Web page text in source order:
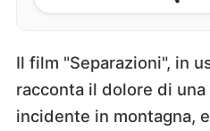
Il film "Separazioni", in
racconta il dolore di
incidente in montagna,